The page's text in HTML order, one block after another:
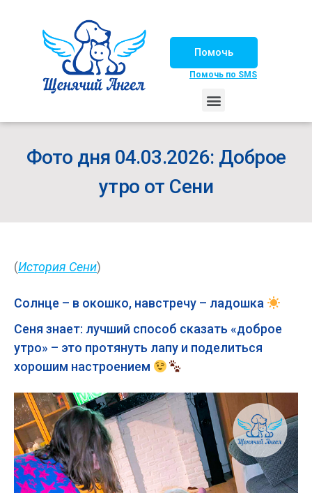
Помочь
Помочь по SMS
Фото дня 04.03.2026: Доброе
утро от Сени
(История Сени)
Солнце – в окошко, навстречу – ладошка
Сеня знает: лучший способ сказать «доброе
утро» – это протянуть лапу и поделиться
хорошим настроением